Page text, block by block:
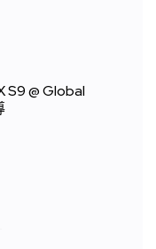
S9 @ Global